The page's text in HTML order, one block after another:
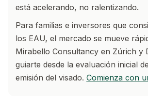
está acelerando, no ralentizando.
Para familias e inversores que
los EAU, el mercado se mueve
Mirabello Consultancy en Zúrich y
guiarte desde la evaluación inicial
emisión del visado. Comienza con